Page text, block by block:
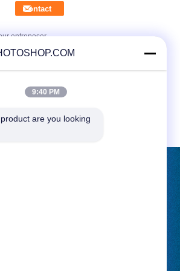
Contact
entreposer,
9:40 PM
are you looking